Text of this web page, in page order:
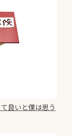
良いと僕は思う